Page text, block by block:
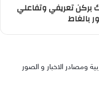
بركن تعريفي وتفاعلي
بالغاط
ومصادر الاخبار و الصور